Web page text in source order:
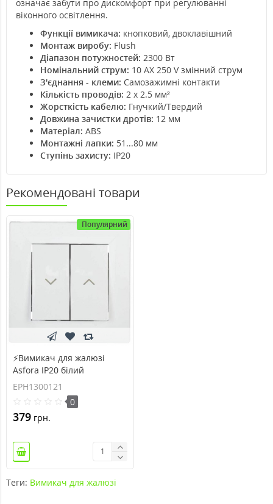
означає забути про дискомфорт при регулюванні
віконного освітлення.
Функції вимикача: кнопковий, двоклавішний
Монтаж виробу: Flush
Діапазон потужностей: 2300 Вт
Номінальний струм: 10 AX 250 V змінний струм
З'єднання - клеми: Самозажимні контакти
Кількість проводів: 2 x 2.5 мм²
Жорсткість кабелю: Гнучкий/Твердий
Довжина зачистки дротів: 12 мм
Матеріал: ABS
Монтажні лапки: 51...80 мм
Ступінь захисту: IP20
Рекомендовані товари
Популярний
⚡Вимикач для жалюзі
Asfora IP20 білий
(EPH1300121)
EPH1300121
0
379 грн.
Теги: Вимикач для жалюзі